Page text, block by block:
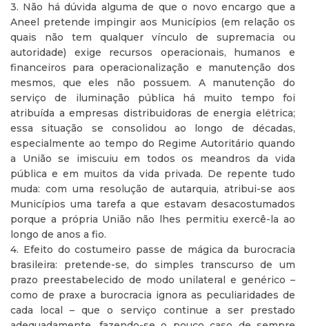
3. Não há dúvida alguma de que o novo encargo que a
Aneel pretende impingir aos Municípios (em relação os
quais não tem qualquer vínculo de supremacia ou
autoridade) exige recursos operacionais, humanos e
financeiros para operacionalização e manutenção dos
mesmos, que eles não possuem. A manutenção do
serviço de iluminação pública há muito tempo foi
atribuída a empresas distribuidoras de energia elétrica;
essa situação se consolidou ao longo de décadas,
especialmente ao tempo do Regime Autoritário quando
a União se imiscuiu em todos os meandros da vida
pública e em muitos da vida privada. De repente tudo
muda: com uma resolução de autarquia, atribui-se aos
Municípios uma tarefa a que estavam desacostumados
porque a própria União não lhes permitiu exercê-la ao
longo de anos a fio.
4. Efeito do costumeiro passe de mágica da burocracia
brasileira: pretende-se, do simples transcurso de um
prazo preestabelecido de modo unilateral e genérico –
como de praxe a burocracia ignora as peculiaridades de
cada local – que o serviço continue a ser prestado